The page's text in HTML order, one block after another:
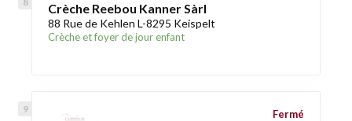
Crèche Reebou Kanner Sàrl
88 Rue de Kehlen L-8295 Keispelt
Crèche et foyer de jour enfant
Fermé